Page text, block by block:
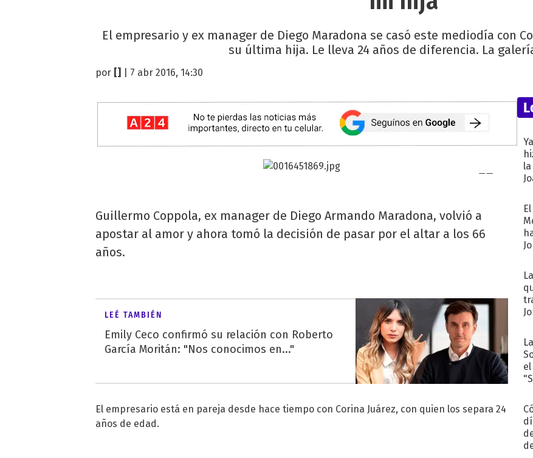
El empresario y ex manager de Diego Maradona se casó este mediodía con
su última hija. Le lleva 24 años de diferencia. La
por | 7 abr 2016, 14:30
Guillermo Coppola, ex manager de Diego Armando Maradona, volvió a
apostar al amor y ahora tomó la decisión de pasar por el altar a los 66
años.
LEÉ TAMBIÉN
Emily Ceco confirmó su relación con Roberto
García Moritán: "Nos conocimos en..."
El empresario está en pareja desde hace tiempo con Corina Juárez, con quien los separa 24
años de edad.